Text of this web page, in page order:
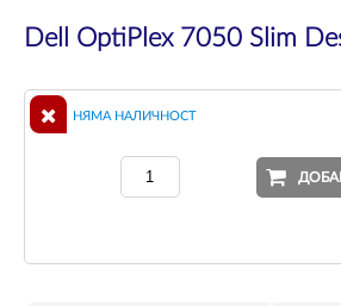
Dell OptiPlex 7050 Slim
НЯМА НАЛИЧНОСТ